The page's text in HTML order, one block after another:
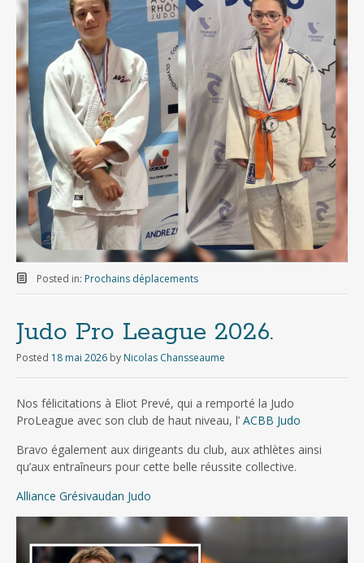
Posted in: Prochains déplacements
Judo Pro League 2026.
Posted 18 mai 2026 by Nicolas Chansseaume
Nos félicitations à Eliot Prevé, qui a remporté la Judo
ProLeague avec son club de haut niveau, l’ ACBB Judo
Bravo également aux dirigeants du club, aux athlètes ainsi
qu’aux entraîneurs pour cette belle réussite collective.
Alliance Grésivaudan Judo